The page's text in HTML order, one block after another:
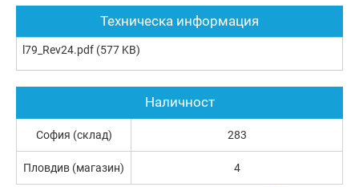
Техническа информация
l79_Rev24.pdf (577 KB)
Наличност
София (склад) 283
Пловдив (магазин) 4